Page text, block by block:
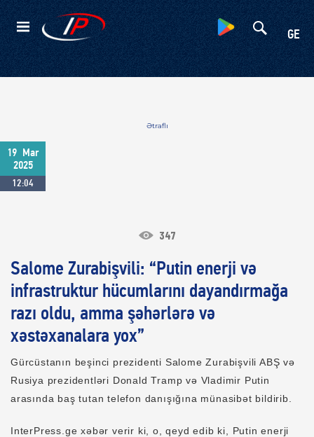
GE
Kateqoriyalar
Ətraflı
19
Mar
2025
12:04
347
Salome Zurabişvili: “Putin enerji və
infrastruktur hücumlarını dayandırmağa
razı oldu, amma şəhərlərə və
xəstəxanalara yox”
Gürcüstanın beşinci prezidenti Salome Zurabişvili ABŞ və
Rusiya prezidentləri Donald Tramp və Vladimir Putin
arasında baş tutan telefon danışığına münasibət bildirib.
InterPress.ge xəbər verir ki, o, qeyd edib ki, Putin enerji